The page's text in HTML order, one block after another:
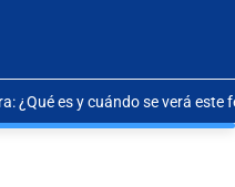
¿Qué es y cuándo se verá este